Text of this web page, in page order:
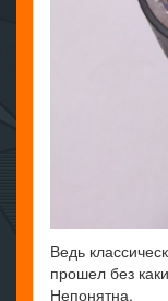
Ведь
прошел без
Непонятна.